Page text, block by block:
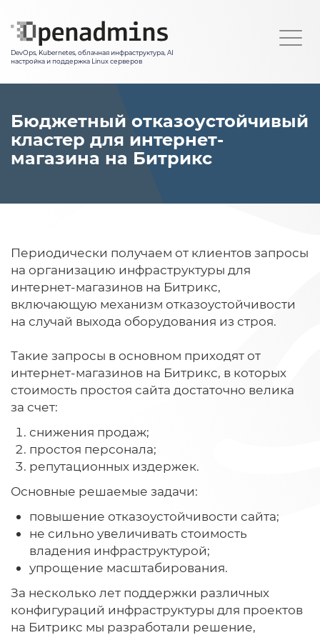
к
основному
DevOps, Kubernetes, облачная инфраструктура, AI
настройка и поддержка Linux серверов
Бюджетный отказоустойчивый
кластер для интернет-
магазина на Битрикс
Периодически получаем от клиентов запросы
на организацию инфраструктуры для
интернет-магазинов на Битрикс,
включающую механизм отказоустойчивости
на случай выхода оборудования из строя.
Такие запросы в основном приходят от
интернет-магазинов на Битрикс, в которых
стоимость простоя сайта достаточно велика
за счет:
снижения продаж;
простоя персонала;
репутационных издержек.
Основные решаемые задачи:
повышение отказоустойчивости сайта;
не сильно увеличивать стоимость
владения инфраструктурой;
упрощение масштабирования.
За несколько лет поддержки различных
конфигураций инфраструктуры для проектов
на Битрикс мы разработали решение,